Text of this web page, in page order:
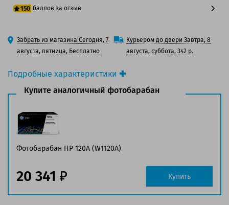
Подробные характеристики
Производитель принтера:HP
Вид товара:
Оригинальность:
Аналог:HP 120A (W1120A)/Samsung CLT-R406
Цвет:Голубой / Желтый / Пурпурный / Черный
Ресурс:16 000 страниц формата А4 при 5%
заполнении страницы
Страна:Китай
150 баллов за отзыв
125 баллов
150 баллов
Забрать из магазина Сегодня, 7
августа, пятница, Бесплатно
Курьером до двери Завтра, 8
августа, суббота, 342 р.
Купите аналогичный фотобарабан
Фотобарабан HP 120A (W1120A)
20 341 Купить